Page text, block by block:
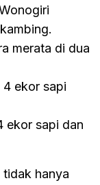
merata di dua
ekor sapi
ekor sapi dan
hanya